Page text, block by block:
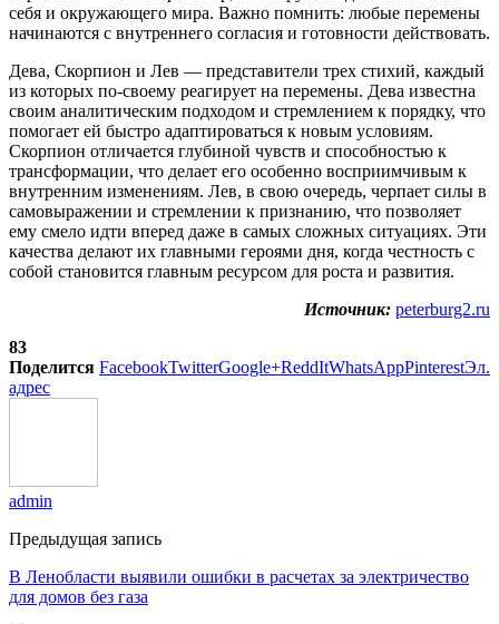
себя и окружающего мира. Важно помнить: любые перемены
начинаются с внутреннего согласия и готовности действовать.
Дева, Скорпион и Лев — представители трех стихий, каждый
из которых по-своему реагирует на перемены. Дева известна
своим аналитическим подходом и стремлением к порядку, что
помогает ей быстро адаптироваться к новым условиям.
Скорпион отличается глубиной чувств и способностью к
трансформации, что делает его особенно восприимчивым к
внутренним изменениям. Лев, в свою очередь, черпает силы в
самовыражении и стремлении к признанию, что позволяет
ему смело идти вперед даже в самых сложных ситуациях. Эти
качества делают их главными героями дня, когда честность с
собой становится главным ресурсом для роста и развития.
Источник: peterburg2.ru
83
Поделится FacebookTwitterGoogle+ReddItWhatsAppPinterestЭл.
адрес
admin
Предыдущая запись
В Ленобласти выявили ошибки в расчетах за электричество
для домов без газа